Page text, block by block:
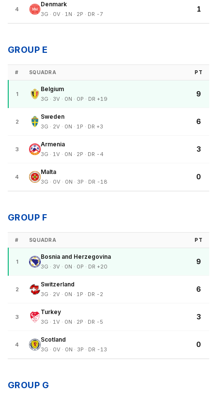
4
Denmark
3G · 0V · 1N · 2P · DR -7
1
GROUP E
# SQUADRA PT
1
Belgium
3G · 3V · 0N · 0P · DR +19
9
2
Sweden
3G · 2V · 0N · 1P · DR +3
6
3
Armenia
3G · 1V · 0N · 2P · DR -4
3
4
Malta
3G · 0V · 0N · 3P · DR -18
0
GROUP F
# SQUADRA PT
1
Bosnia and Herzegovina
3G · 3V · 0N · 0P · DR +20
9
2
Switzerland
3G · 2V · 0N · 1P · DR -2
6
3
Turkey
3G · 1V · 0N · 2P · DR -5
3
4
Scotland
3G · 0V · 0N · 3P · DR -13
0
GROUP G